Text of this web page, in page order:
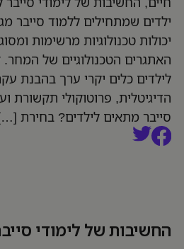
ילדים שמתחילים ללמוד סייבר
יכולות טכנולוגיות מרשימות
האתגרים הטכנולוגיים של
לילדים כלים יקרי ערך בהבנת
הדיגיטלית, פרוטוקולי תקשורת
סייבר מתאים לילדים? בחירת
החשיבות של לימודי